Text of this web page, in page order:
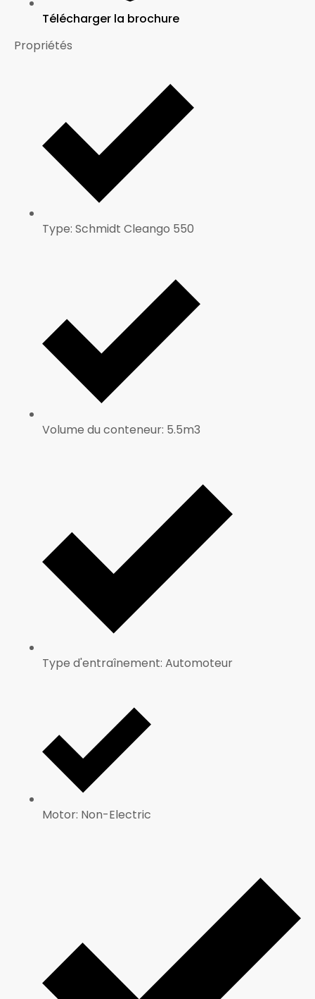
Télécharger la brochure
Propriétés
Type: Schmidt Cleango 550
Volume du conteneur: 5.5m3
Type d'entraînement: Automoteur
Motor: Non-Electric